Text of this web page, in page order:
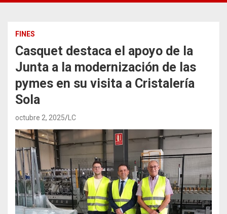
FINES
Casquet destaca el apoyo de la
Junta a la modernización de las
pymes en su visita a Cristalería
Sola
octubre 2, 2025 LC